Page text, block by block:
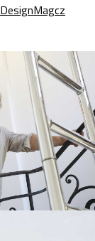
DesignMagcz